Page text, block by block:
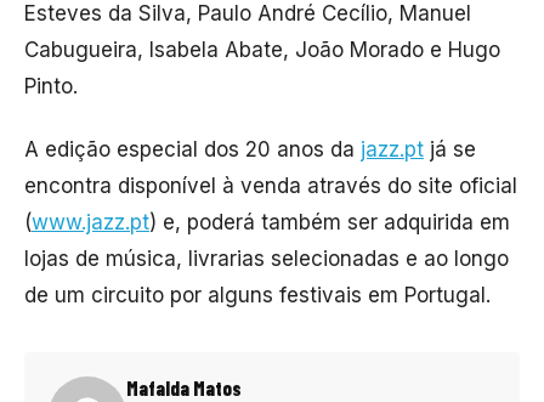
Esteves da Silva, Paulo André Cecílio, Manuel
Cabugueira, Isabela Abate, João Morado e Hugo
Pinto.
A edição especial dos 20 anos da jazz.pt já se
encontra disponível à venda através do site oficial
(www.jazz.pt) e, poderá também ser adquirida em
lojas de música, livrarias selecionadas e ao longo
de um circuito por alguns festivais em Portugal.
Mafalda Matos